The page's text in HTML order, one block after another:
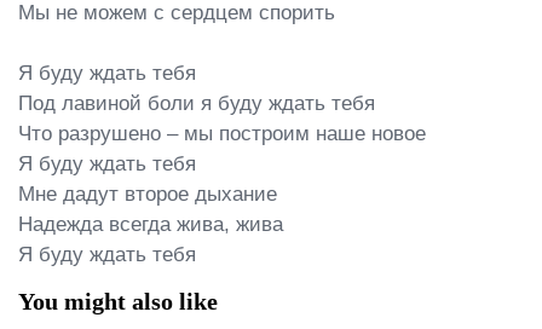
Мы не можем с сердцем спорить
Я буду ждать тебя
Под лавиной боли я буду ждать тебя
Что разрушено – мы построим наше новое
Я буду ждать тебя
Мне дадут второе дыхание
Надежда всегда жива, жива
Я буду ждать тебя
You might also like